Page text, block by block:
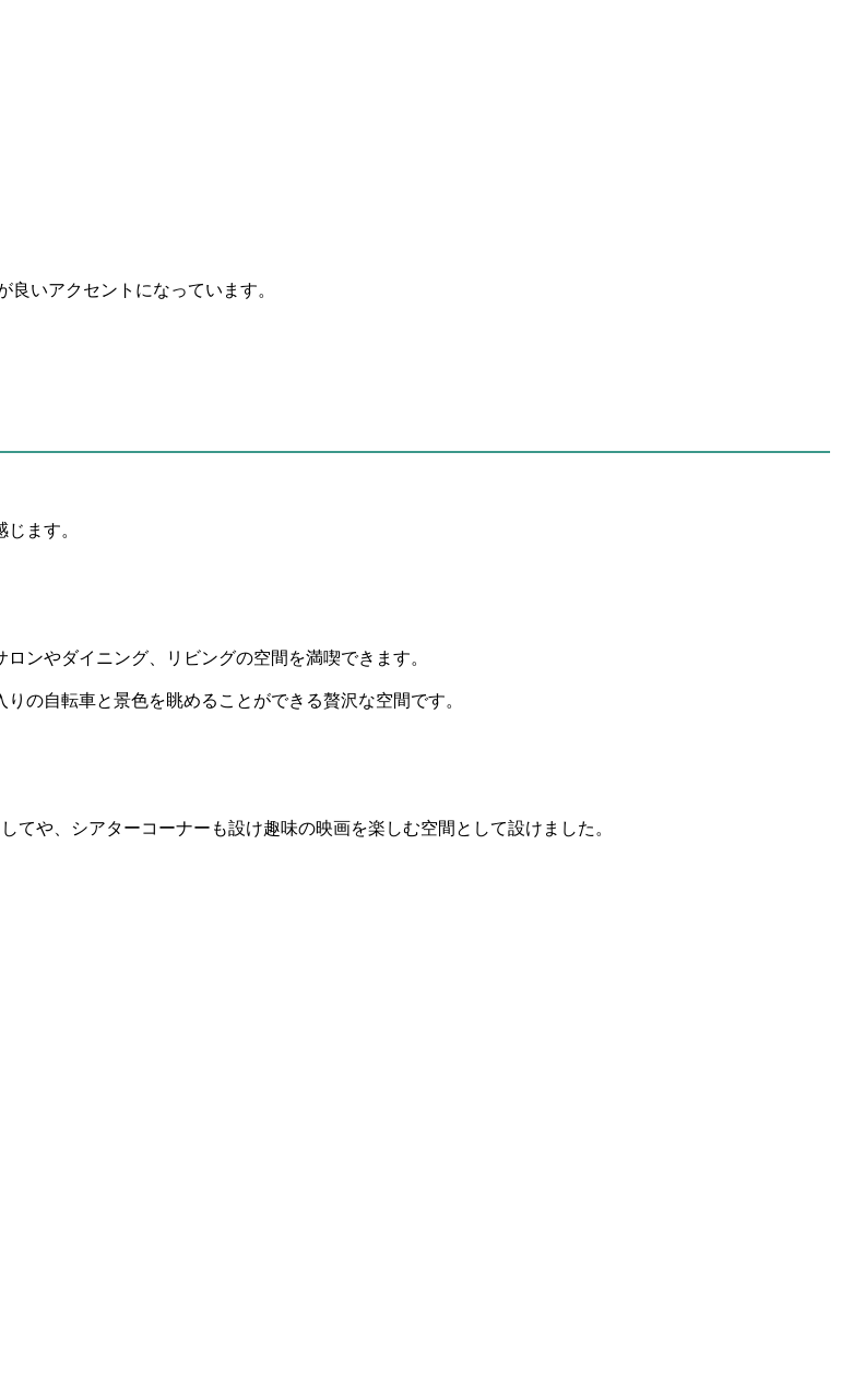
いアクセントになっています。
ます。
ンやダイニング、リビングの空間を満喫できます。
の自転車と景色を眺めることができる贅沢な空間です。
や、シアターコーナーも設け趣味の映画を楽しむ空間として設けました。